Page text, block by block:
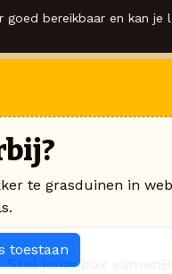
bereikbaar en kan
Stel jouw box samen
te grasduinen in
toestaan